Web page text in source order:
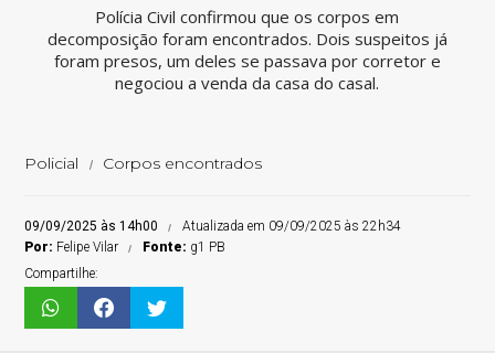
Polícia Civil confirmou que os corpos em
decomposição foram encontrados. Dois suspeitos já
foram presos, um deles se passava por corretor e
negociou a venda da casa do casal.
Policial Corpos encontrados
09/09/2025 às 14h00
Atualizada em 09/09/2025 às 22h34
Por: Felipe Vilar Fonte: g1 PB
Compartilhe: